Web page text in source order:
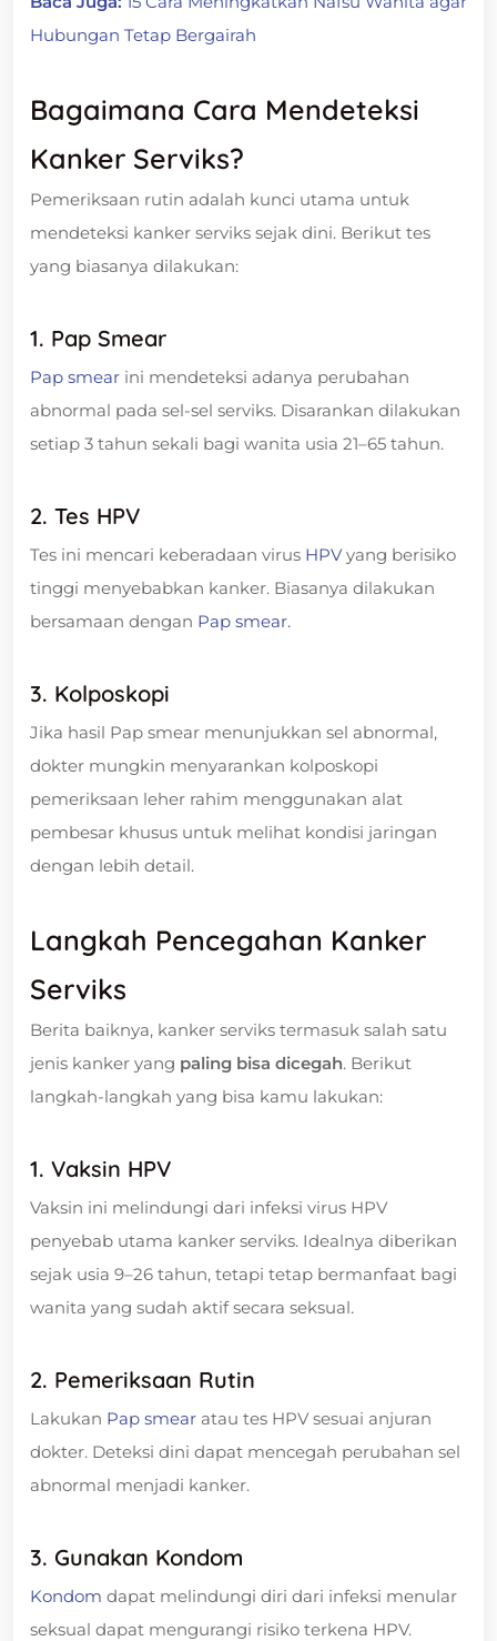
Hubungan Tetap Bergairah
Bagaimana Cara Mendeteksi
Kanker Serviks?
Pemeriksaan rutin adalah kunci utama untuk
mendeteksi kanker serviks sejak dini. Berikut tes
yang biasanya dilakukan:
1. Pap Smear
Pap smear ini mendeteksi adanya perubahan
abnormal pada sel-sel serviks. Disarankan dilakukan
setiap 3 tahun sekali bagi wanita usia 21–65 tahun.
2. Tes HPV
Tes ini mencari keberadaan virus HPVyang berisiko
tinggi menyebabkan kanker. Biasanya dilakukan
bersamaan dengan Pap smear.
3. Kolposkopi
Jika hasil Pap smear menunjukkan sel abnormal,
dokter mungkin menyarankan kolposkopi
pemeriksaan leher rahim menggunakan alat
pembesar khusus untuk melihat kondisi jaringan
dengan lebih detail.
Langkah Pencegahan Kanker
Serviks
Berita baiknya, kanker serviks termasuk salah satu
jenis kanker yang paling bisa dicegah. Berikut
langkah-langkah yang bisa kamu lakukan:
1. Vaksin HPV
Vaksin ini melindungi dari infeksi virus HPV
penyebab utama kanker serviks. Idealnya diberikan
sejak usia 9–26 tahun, tetapi tetap bermanfaat bagi
wanita yang sudah aktif secara seksual.
2. Pemeriksaan Rutin
Lakukan Pap smear atau tes HPV sesuai anjuran
dokter. Deteksi dini dapat mencegah perubahan sel
abnormal menjadi kanker.
3. Gunakan Kondom
Kondom dapat melindungi diri dari infeksi menular
seksual dapat mengurangi risiko terkena HPV.